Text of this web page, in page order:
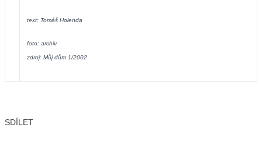
text: Tomáš Holenda
foto: archiv
zdroj: Můj dům 1/2002
SDÍLET